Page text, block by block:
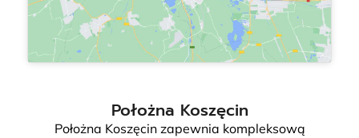
Położna Koszęcin
Położna Koszęcin zapewnia kompleksową